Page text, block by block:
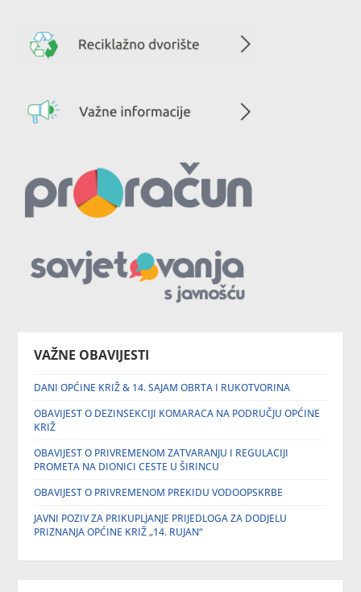
VAŽNE OBAVIJESTI
DANI OPĆINE KRIŽ & 14. SAJAM OBRTA I RUKOTVORINA
OBAVIJEST O DEZINSEKCIJI KOMARACA NA PODRUČJU OPĆINE
KRIŽ
OBAVIJEST O PRIVREMENOM ZATVARANJU I REGULACIJI
PROMETA NA DIONICI CESTE U ŠIRINCU
OBAVIJEST O PRIVREMENOM PREKIDU VODOOPSKRBE
JAVNI POZIV ZA PRIKUPLJANJE PRIJEDLOGA ZA DODJELU
PRIZNANJA OPĆINE KRIŽ „14. RUJAN“